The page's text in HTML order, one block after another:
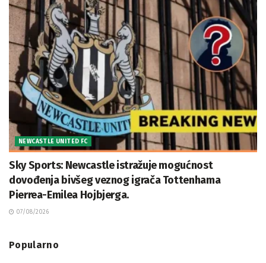
NEWCASTLE UNITED FC
Sky Sports: Newcastle istražuje mogućnost
dovođenja bivšeg veznog igrača Tottenhama
Pierrea-Emilea Hojbjerga.
07/08/2026
Popularno